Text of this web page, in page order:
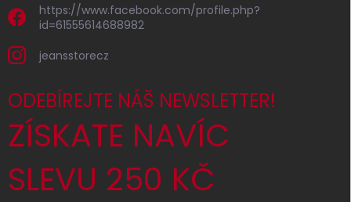
https://www.facebook.com/profile.php?
id=61555614688982
jeansstorecz
ODEBÍREJTE NÁŠ NEWSLETTER!
ZÍSKATE NAVÍC
SLEVU 250 KČ